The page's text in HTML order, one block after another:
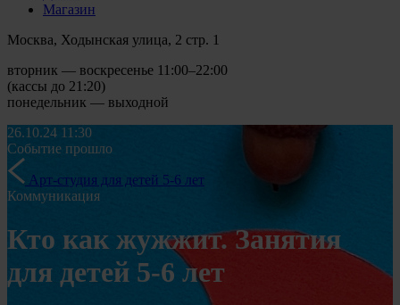
Магазин
Москва, Ходынская улица, 2 стр. 1
вторник — воскресенье 11:00–22:00
(кассы до 21:20)
понедельник — выходной
26.10.24 11:30
Событие прошло
Арт-студия для детей 5-6 лет
Коммуникация
Кто как жужжит. Занятия
для детей 5-6 лет